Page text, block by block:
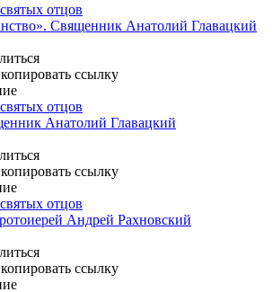
отцов
Священник Анатолий Главацкий
отцов
Анатолий Главацкий
отцов
Андрей Рахновский